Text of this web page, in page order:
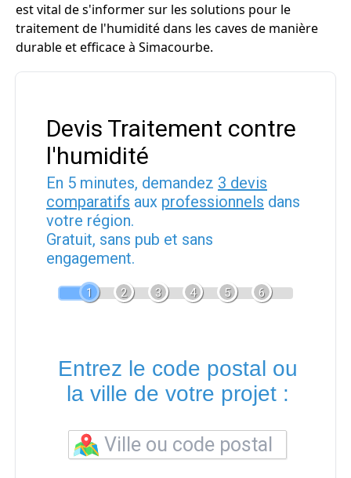
est vital de s'informer sur les solutions pour le
traitement de l'humidité dans les caves de manière
durable et efficace à Simacourbe.
Devis Traitement contre
l'humidité
En 5 minutes, demandez 3 devis
comparatifs aux professionnels dans
votre région.
Gratuit, sans pub et sans
engagement.
1 2 3 4 5 6
Entrez le code postal ou
la ville de votre projet :